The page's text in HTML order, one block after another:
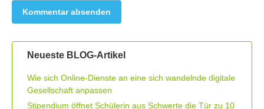
Neueste BLOG-Artikel
Wie sich Online-Dienste an eine sich wandelnde digitale
Gesellschaft anpassen
Stipendium öffnet Schülerin aus Schwerte die Tür zu 10